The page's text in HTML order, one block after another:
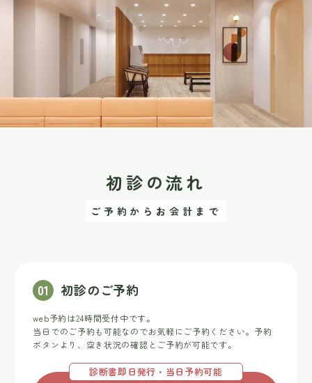
初診の流れ
ご予約からお会計まで
01 初診のご予約
web予約は24時間受付中です。
当日でのご予約も可能なのでお気軽にご予約ください。 予約
ボタンより、空き状況の確認とご予約が可能です。
診断書即日発行・当日予約可能